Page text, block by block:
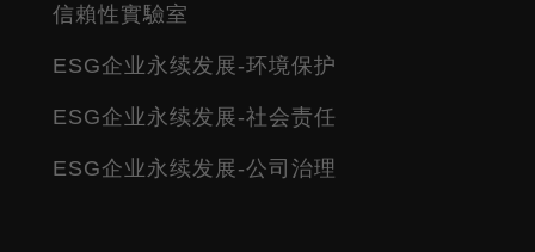
信賴性實驗室
ESG企业永续发展-环境保护
ESG企业永续发展-社会责任
ESG企业永续发展-公司治理